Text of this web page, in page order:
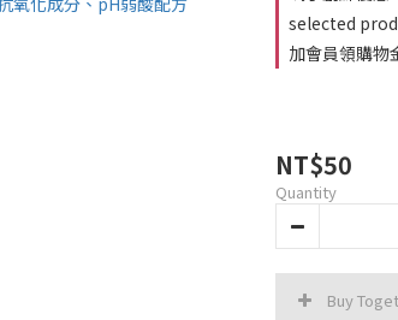
selected
加會員領購
NT$50
Quantity
Buy